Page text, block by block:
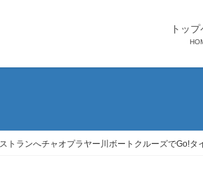
トッ
トランへチャオプラヤー川ボートクルーズでGo!